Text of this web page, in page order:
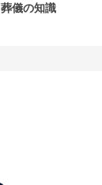
葬儀の知識